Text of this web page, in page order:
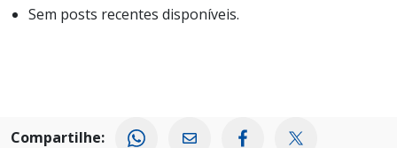
Sem posts recentes disponíveis.
Compartilhe: